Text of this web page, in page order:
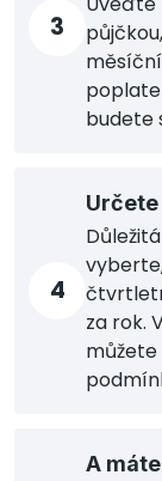
3
budete
4
za rok.
A